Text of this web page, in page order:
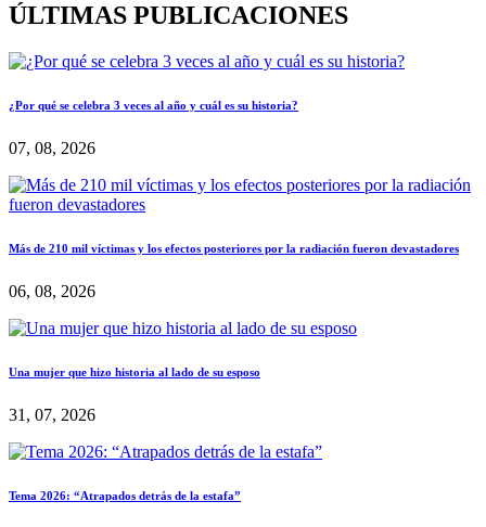
ÚLTIMAS PUBLICACIONES
¿Por qué se celebra 3 veces al año y cuál es su historia?
07, 08, 2026
Más de 210 mil víctimas y los efectos posteriores por la radiación fueron devastadores
06, 08, 2026
Una mujer que hizo historia al lado de su esposo
31, 07, 2026
Tema 2026: “Atrapados detrás de la estafa”